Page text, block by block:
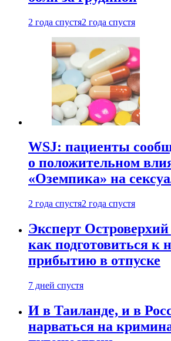
2 года спустя2 года спустя
WSJ: пациенты
о положительном
«Оземпика» на
2 года спустя2 года спустя
Эксперт Островерхий
как подготовиться к
прибытию в отпуске
7 дней спустя
И в Таиланде, и в
нарваться на